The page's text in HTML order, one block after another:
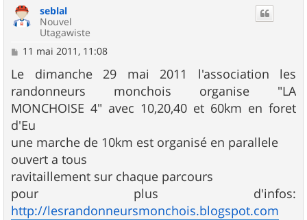
seblal
Nouvel
Utagawiste
M
s
s
a
g
e
11 mai 2011, 11:08
Le dimanche 29 mai 2011 l'association les
randonneurs monchois organise "LA
MONCHOISE 4" avec 10,20,40 et 60km en foret
d'Eu
une marche de 10km est organisé en parallele
ouvert a tous
ravitaillement sur chaque parcours
pour plus d'infos:
http://lesrandonneursmonchois.blogspot.com